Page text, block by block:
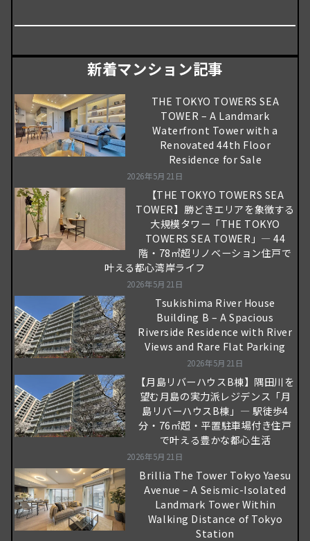
新着マンション記事
THE TOKYO TOWERS SEA
TOWER – A Landmark
Waterfront Tower with a
Renovated 44th Floor
Residence for Sale
2026年5月21日
【THE TOKYO TOWERS SEA
TOWER】勝どきエリアを象徴する
大規模タワー「THE TOKYO
TOWERS SEA TOWER」― 44
階・78㎡超リノベーション住戸で
叶える都心湾岸ライフ
2026年5月21日
Tsukishima River House
Building B – A Spacious
Riverside Residence with River
Views and Rare Flat Parking
2026年5月21日
【月島リバーハウスB棟】隅田川を
望む月島の実力派レジデンス「月
島リバーハウスB棟」― 駅徒歩4
分・76㎡超・平置駐車場付き住戸
で叶える豊かな都心生活
2026年5月21日
Brillia The Tower Tokyo Yaesu
Avenue – A Seismic-Isolated
Landmark Tower Within
Walking Distance of Tokyo
Station